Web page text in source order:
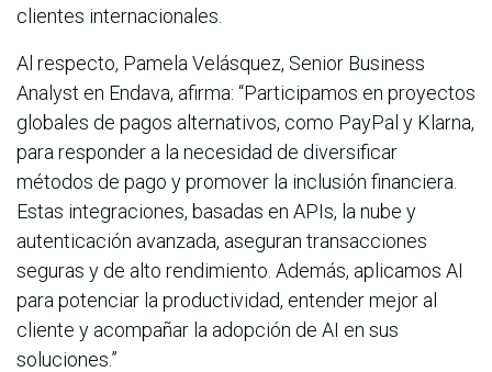
clientes internacionales.
Al respecto, Pamela Velásquez, Senior Business
Analyst en Endava, afirma: “Participamos en proyectos
globales de pagos alternativos, como PayPal y Klarna,
para responder a la necesidad de diversificar
métodos de pago y promover la inclusión financiera.
Estas integraciones, basadas en APIs, la nube y
autenticación avanzada, aseguran transacciones
seguras y de alto rendimiento. Además, aplicamos AI
para potenciar la productividad, entender mejor al
cliente y acompañar la adopción de AI en sus
soluciones.”